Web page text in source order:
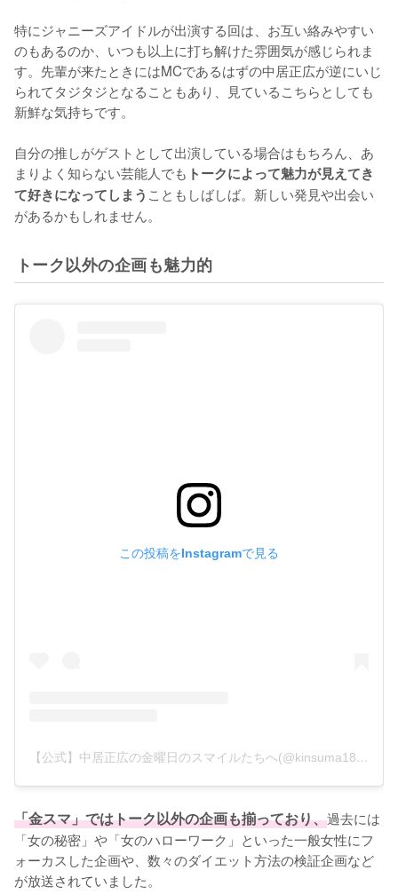
特にジャニーズアイドルが出演する回は、お互い絡みやすい
のもあるのか、いつも以上に打ち解けた雰囲気が感じられま
す。先輩が来たときにはMCであるはずの中居正広が逆にいじ
られてタジタジとなることもあり、見ているこちらとしても
新鮮な気持ちです。
自分の推しがゲストとして出演している場合はもちろん、あ
まりよく知らない芸能人でも トークによって魅力が見えてき
て好きになってしまう こともしばしば。新しい発見や出会い
があるかもしれません。
トーク以外の企画も魅力的
この投稿をInstagramで見る
【公式】中居正広の金曜日のスマイルたちへ(@kinsuma18_tbs)がシェアした投稿
「金スマ」ではトーク以外の企画も揃っており、過去には
「女の秘密」や「女のハローワーク」といった一般女性にフ
ォーカスした企画や、数々のダイエット方法の検証企画など
が放送されていました。